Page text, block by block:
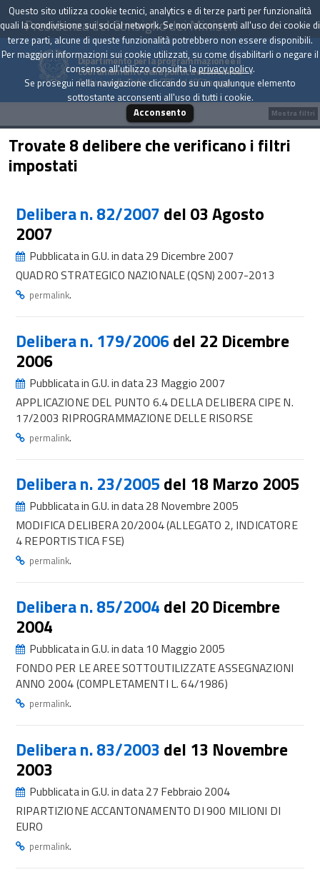
Presidenza del Consiglio dei Ministri
Dipartimento per la programmazione e il
coordinamento della politica economica
Archivio delle Delibere CIPE dal 1967 a oggi
Trovate 8 delibere che verificano i filtri
impostati
Delibera n. 82/2007 del 03 Agosto
2007
Pubblicata in G.U. in data 29 Dicembre 2007
QUADRO STRATEGICO NAZIONALE (QSN) 2007-2013
permalink.
Delibera n. 179/2006del 22 Dicembre
2006
Pubblicata in G.U. in data 23 Maggio 2007
APPLICAZIONE DEL PUNTO 6.4 DELLA DELIBERA CIPE N.
17/2003 RIPROGRAMMAZIONE DELLE RISORSE
permalink.
Delibera n. 23/2005 del 18 Marzo 2005
Pubblicata in G.U. in data 28 Novembre 2005
MODIFICA DELIBERA 20/2004 (ALLEGATO 2, INDICATORE
4 REPORTISTICA FSE)
permalink.
Delibera n. 85/2004 del 20 Dicembre
2004
Pubblicata in G.U. in data 10 Maggio 2005
FONDO PER LE AREE SOTTOUTILIZZATE ASSEGNAZIONI
ANNO 2004 (COMPLETAMENTI L. 64/1986)
permalink.
Delibera n. 83/2003 del 13 Novembre
2003
Pubblicata in G.U. in data 27 Febbraio 2004
RIPARTIZIONE ACCANTONAMENTO DI 900 MILIONI DI
EURO
permalink.
Mostra filtri
Questo sito utilizza cookie tecnici, analytics e di terze parti per funzionalità
quali la condivisione sui social network. Se non acconsenti all'uso dei cookie di
terze parti, alcune di queste funzionalità potrebbero non essere disponibili.
Per maggiori informazioni sui cookie utilizzati, su come disabilitarli o negare il
consenso all'utilizzo consulta laprivacy policy.
Se prosegui nella navigazione cliccando su un qualunque elemento
sottostante acconsenti all'uso di tutti i cookie.
Acconsento